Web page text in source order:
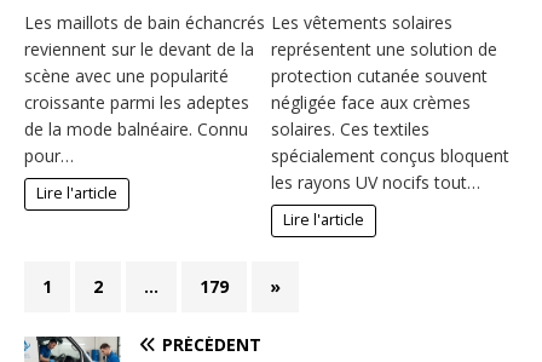
Les maillots de bain échancrés
reviennent sur le devant de la
scène avec une popularité
croissante parmi les adeptes
de la mode balnéaire. Connu
pour…
Lire l'article
Les vêtements solaires
représentent une solution de
protection cutanée souvent
négligée face aux crèmes
solaires. Ces textiles
spécialement conçus bloquent
les rayons UV nocifs tout…
Lire l'article
1 2 … 179 »
PRÉCÉDENT